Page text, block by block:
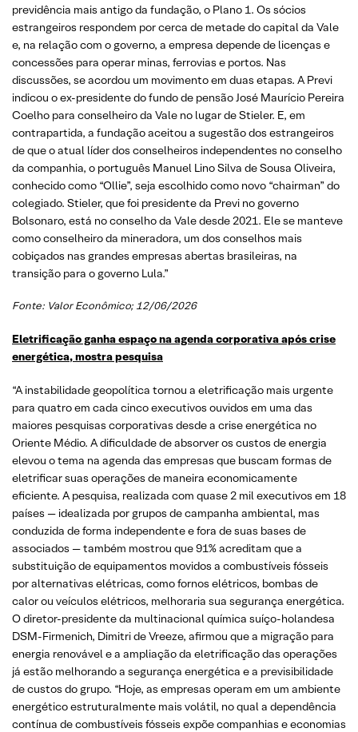
previdência mais antigo da fundação, o Plano 1. Os sócios
estrangeiros respondem por cerca de metade do capital da Vale
e, na relação com o governo, a empresa depende de licenças e
concessões para operar minas, ferrovias e portos. Nas
discussões, se acordou um movimento em duas etapas. A Previ
indicou o ex-presidente do fundo de pensão José Maurício Pereira
Coelho para conselheiro da Vale no lugar de Stieler. E, em
contrapartida, a fundação aceitou a sugestão dos estrangeiros
de que o atual líder dos conselheiros independentes no conselho
da companhia, o português Manuel Lino Silva de Sousa Oliveira,
conhecido como “Ollie”, seja escolhido como novo “chairman” do
colegiado. Stieler, que foi presidente da Previ no governo
Bolsonaro, está no conselho da Vale desde 2021. Ele se manteve
como conselheiro da mineradora, um dos conselhos mais
cobiçados nas grandes empresas abertas brasileiras, na
transição para o governo Lula.”
Fonte: Valor Econômico; 12/06/2026
Eletrificação ganha espaço na agenda corporativa após crise
energética, mostra pesquisa
“A instabilidade geopolítica tornou a eletrificação mais urgente
para quatro em cada cinco executivos ouvidos em uma das
maiores pesquisas corporativas desde a crise energética no
Oriente Médio. A dificuldade de absorver os custos de energia
elevou o tema na agenda das empresas que buscam formas de
eletrificar suas operações de maneira economicamente
eficiente. A pesquisa, realizada com quase 2 mil executivos em 18
países — idealizada por grupos de campanha ambiental, mas
conduzida de forma independente e fora de suas bases de
associados — também mostrou que 91% acreditam que a
substituição de equipamentos movidos a combustíveis fósseis
por alternativas elétricas, como fornos elétricos, bombas de
calor ou veículos elétricos, melhoraria sua segurança energética.
O diretor-presidente da multinacional química suíço-holandesa
DSM-Firmenich, Dimitri de Vreeze, afirmou que a migração para
energia renovável e a ampliação da eletrificação das operações
já estão melhorando a segurança energética e a previsibilidade
de custos do grupo. “Hoje, as empresas operam em um ambiente
energético estruturalmente mais volátil, no qual a dependência
contínua de combustíveis fósseis expõe companhias e economias